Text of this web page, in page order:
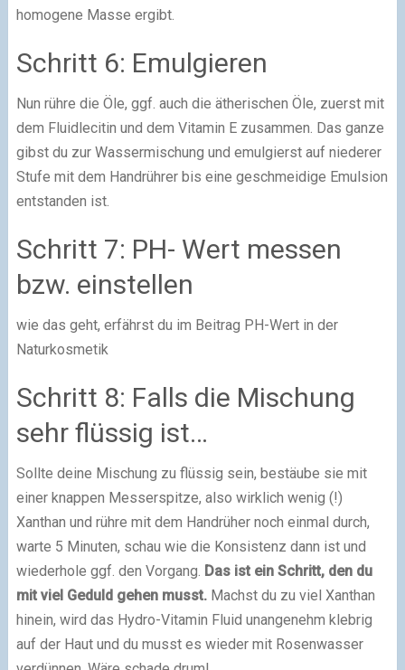
homogene Masse ergibt.
Schritt 6: Emulgieren
Nun rühre die Öle, ggf. auch die ätherischen Öle, zuerst mit
dem Fluidlecitin und dem Vitamin E zusammen. Das ganze
gibst du zur Wassermischung und emulgierst auf niederer
Stufe mit dem Handrührer bis eine geschmeidige Emulsion
entstanden ist.
Schritt 7: PH- Wert messen
bzw. einstellen
wie das geht, erfährst du im Beitrag PH-Wert in der
Naturkosmetik
Schritt 8: Falls die Mischung
sehr flüssig ist…
Sollte deine Mischung zu flüssig sein, bestäube sie mit
einer knappen Messerspitze, also wirklich wenig (!)
Xanthan und rühre mit dem Handrüher noch einmal durch,
warte 5 Minuten, schau wie die Konsistenz dann ist und
wiederhole ggf. den Vorgang. Das ist ein Schritt, den du
mit viel Geduld gehen musst.Machst du zu viel Xanthan
hinein, wird das Hydro-Vitamin Fluid unangenehm klebrig
auf der Haut und du musst es wieder mit Rosenwasser